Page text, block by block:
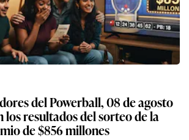
del Powerball, 08 de agosto
los resultados del sorteo de la
de $856 millones